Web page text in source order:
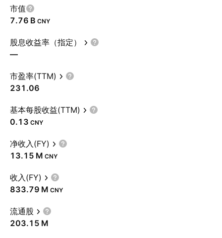
市值
‪7.76 B‬ CNY
股息收益率（指定）
—
市盈率(TTM)
231.06
基本每股收益(TTM)
0.13 CNY
净收入(FY)
‪13.15 M‬ CNY
收入(FY)
‪833.79 M‬ CNY
流通股
‪203.15 M‬